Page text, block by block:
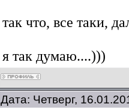
так что, все таки,
я так думаю....)))
Дата: Четверг,